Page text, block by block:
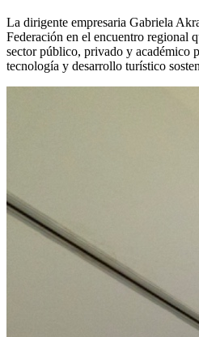
La dirigente empresaria Gabriela
Federación en el encuentro regional
sector público, privado y académico
tecnología y desarrollo turístico